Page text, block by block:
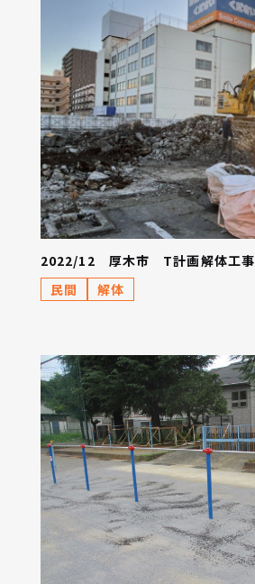
2022/12 厚木市 T計画解体工事
民間
解体